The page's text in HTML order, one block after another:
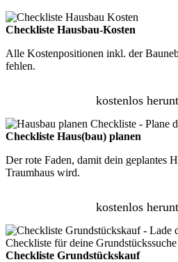
Checkliste Hausbau-Kosten
Alle Kostenpositionen inkl. der
fehlen.
kostenlos
Checkliste Haus(bau) planen
Der rote Faden, damit dein geplantes
Traumhaus wird.
kostenlos
Checkliste Grundstückskauf